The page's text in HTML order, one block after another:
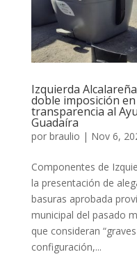
Izquierda
doble imposición
transparencia al
Guadaíra
por braulio | Nov 6,
Componentes de
la presentación de
basuras aprobada
municipal del pasado
que consideran
configuración,...